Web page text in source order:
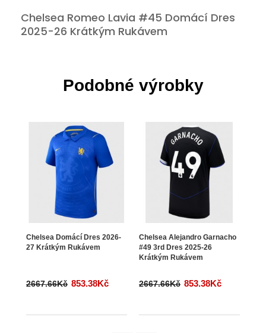
Chelsea Romeo Lavia #45 Domácí Dres
2025-26 Krátkým Rukávem
Podobné výrobky
Chelsea Domácí Dres 2026-
27 Krátkým Rukávem
2667.66Kč 853.38Kč
Chelsea Alejandro Garnacho
#49 3rd Dres 2025-26
Krátkým Rukávem
2667.66Kč 853.38Kč